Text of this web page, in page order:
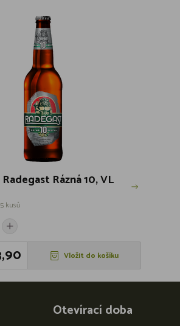
Radegast Rázná 10, VL
kusů
Vložit do košíku
Otevírací doba